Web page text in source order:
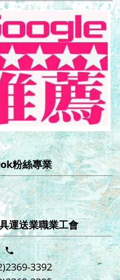
粉絲專業
運送業職業工會
3392